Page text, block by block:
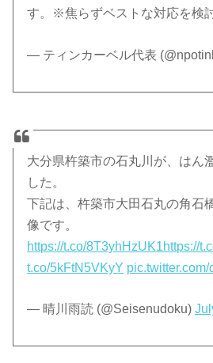
す。※焦らずベストな対応を検
— ティンカーベル代表
大分県杵築市の石丸川が、はん
した。
下記は、杵築市大田石丸の角石
像です。
https://t.co/8T3yhHzUK1https://
t.co/5kFtN5VKyY
— 晴川雨読 (@Seisenudoku)